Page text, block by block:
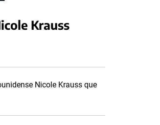
Krauss
Nicole Krauss que